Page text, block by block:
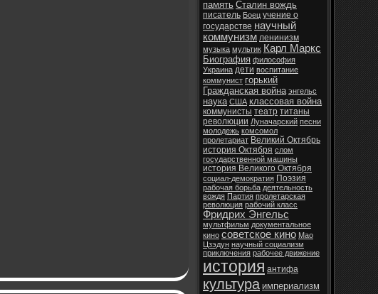
память Сталин вождь
писатель Боец учение о
государстве научный
коммунизм ленинизм
музыка мультик Карл Маркс
Биография философия
Украина дети воспитание
коммунист горький
Гражданская война энгельс
наука США классовая война
коммунисты театр титаны
революции Луначарский песни
молодежь комсомол
пролетариат Великий Октябрь
история Октября слом
государственной машины
история Великого Октября
социал-демократия Поэзия
рабочая борьба деятельность
вождя Партия пролетарская
революция рабочий класс
Фридрих Энгельс
мультфильм документальное
кино советское кино Мао
Цзэдун научный социализм
приключения рабочее движение
история антифа
культура империализм